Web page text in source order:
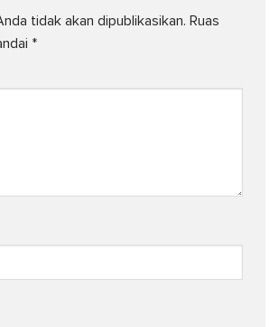
tidak akan dipublikasikan. Ruas
*